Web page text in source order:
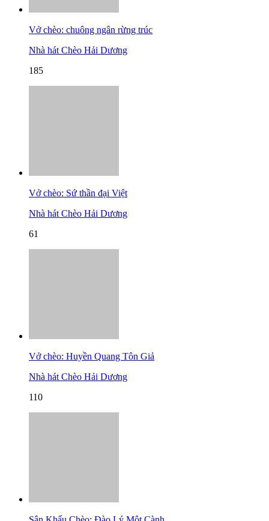
Vở chèo: chuông ngân rừng trúc
Nhà hát Chèo Hải Dương
185
Vở chèo: Sứ thần đại Việt
Nhà hát Chèo Hải Dương
61
Vở chèo: Huyền Quang Tôn Giả
Nhà hát Chèo Hải Dương
110